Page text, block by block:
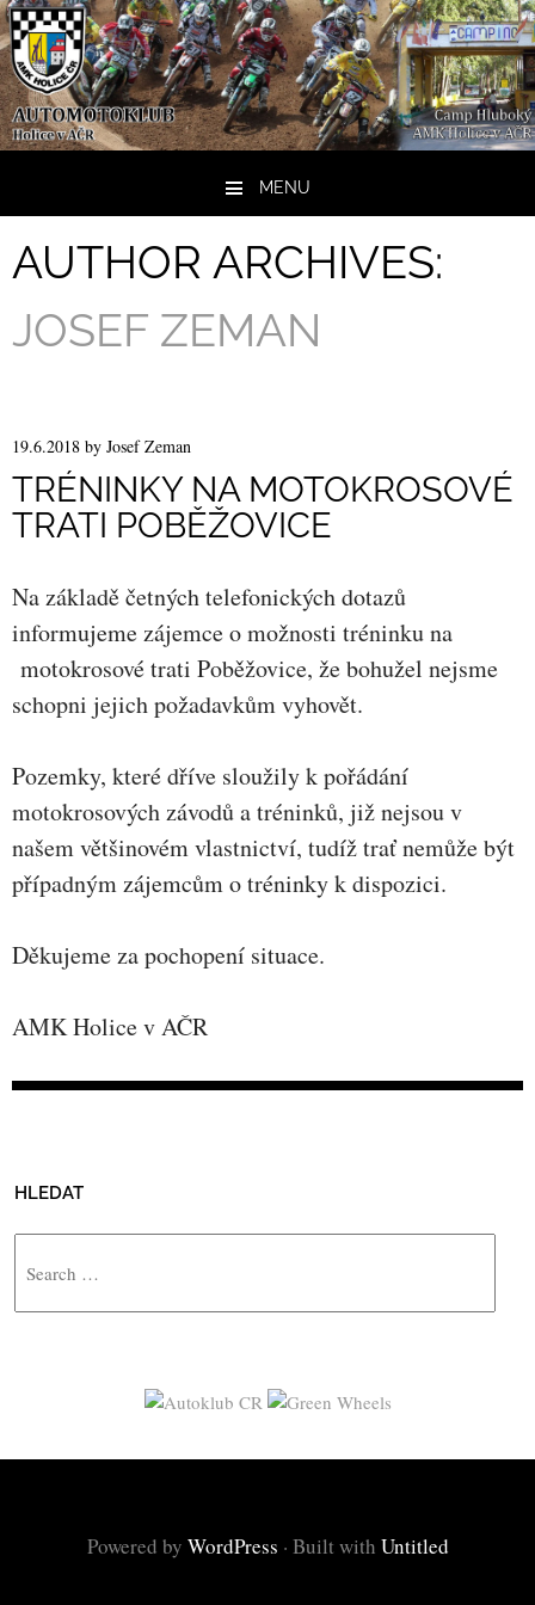
MENU
AUTHOR ARCHIVES:
JOSEF ZEMAN
19.6.2018 by Josef Zeman
TRÉNINKY NA MOTOKROSOVÉ
TRATI POBĚŽOVICE
Na základě četných telefonických dotazů
informujeme zájemce o možnosti tréninku na
motokrosové trati Poběžovice, že bohužel nejsme
schopni jejich požadavkům vyhovět.
Pozemky, které dříve sloužily k pořádání
motokrosových závodů a tréninků, již nejsou v
našem většinovém vlastnictví, tudíž trať nemůže být
případným zájemcům o tréninky k dispozici.
Děkujeme za pochopení situace.
AMK Holice v AČR
HLEDAT
Powered by WordPress · Built with Untitled